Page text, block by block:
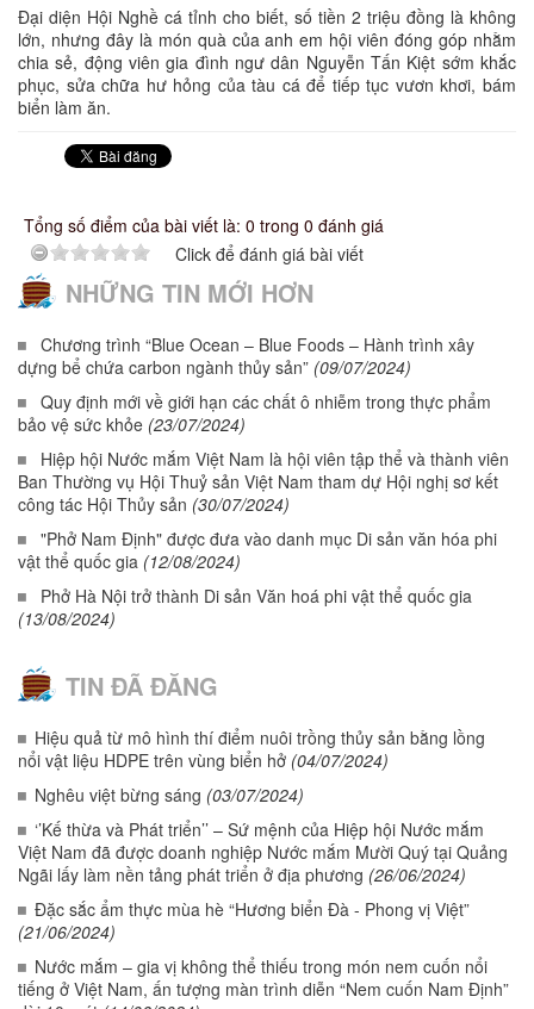
Đại diện Hội Nghề cá tỉnh cho biết, số tiền 2 triệu đồng là không
lớn, nhưng đây là món quà của anh em hội viên đóng góp nhằm
chia sẻ, động viên gia đình ngư dân Nguyễn Tấn Kiệt sớm khắc
phục, sửa chữa hư hỏng của tàu cá để tiếp tục vươn khơi, bám
biển làm ăn.
Tổng số điểm của bài viết là: 0 trong 0 đánh giá
Click để đánh giá bài viết
NHỮNG TIN MỚI HƠN
Chương trình “Blue Ocean – Blue Foods – Hành trình xây
dựng bể chứa carbon ngành thủy sản” (09/07/2024)
Quy định mới về giới hạn các chất ô nhiễm trong thực phẩm
bảo vệ sức khỏe (23/07/2024)
Hiệp hội Nước mắm Việt Nam là hội viên tập thể và thành viên
Ban Thường vụ Hội Thuỷ sản Việt Nam tham dự Hội nghị sơ kết
công tác Hội Thủy sản (30/07/2024)
"Phở Nam Định" được đưa vào danh mục Di sản văn hóa phi
vật thể quốc gia (12/08/2024)
Phở Hà Nội trở thành Di sản Văn hoá phi vật thể quốc gia
(13/08/2024)
TIN ĐÃ ĐĂNG
Hiệu quả từ mô hình thí điểm nuôi trồng thủy sản bằng lồng
nổi vật liệu HDPE trên vùng biển hở (04/07/2024)
Nghêu việt bừng sáng (03/07/2024)
‘’Kế thừa và Phát triển’’ – Sứ mệnh của Hiệp hội Nước mắm
Việt Nam đã được doanh nghiệp Nước mắm Mười Quý tại Quảng
Ngãi lấy làm nền tảng phát triển ở địa phương (26/06/2024)
Đặc sắc ẩm thực mùa hè “Hương biển Đà - Phong vị Việt”
(21/06/2024)
Nước mắm – gia vị không thể thiếu trong món nem cuốn nổi
tiếng ở Việt Nam, ấn tượng màn trình diễn “Nem cuốn Nam Định”